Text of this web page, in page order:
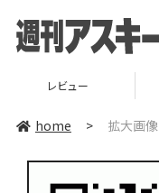
レビュー
home > 拡大画像